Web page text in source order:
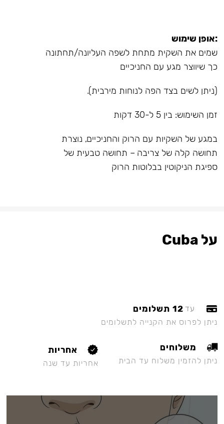
:אופן שימוש
שמים את השקית מתחת לשפה העליונה/תחתונה
כך שיווצר מגע עם החניכיים
(ניתן לשים בצד הפה לנוחות מירבית).
זמן השימוש: בין 5 ל-30 דקות
במגע של השקיות עם הרוק והחניכיים, נוצרת
תחושה קלה של צריבה – תחושה טבעית של
ספיגת הניקוטין בבלוטות הרוק
על Cuba
עד 12 תשלומים
ניתן לפרוס את הקנייה לתשלומים
משלוחים
ניתן להזמין משלוח עד הבית
אחריות
אחריות עד שנה